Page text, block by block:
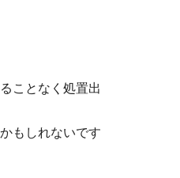
ことなく処置出
もしれないです